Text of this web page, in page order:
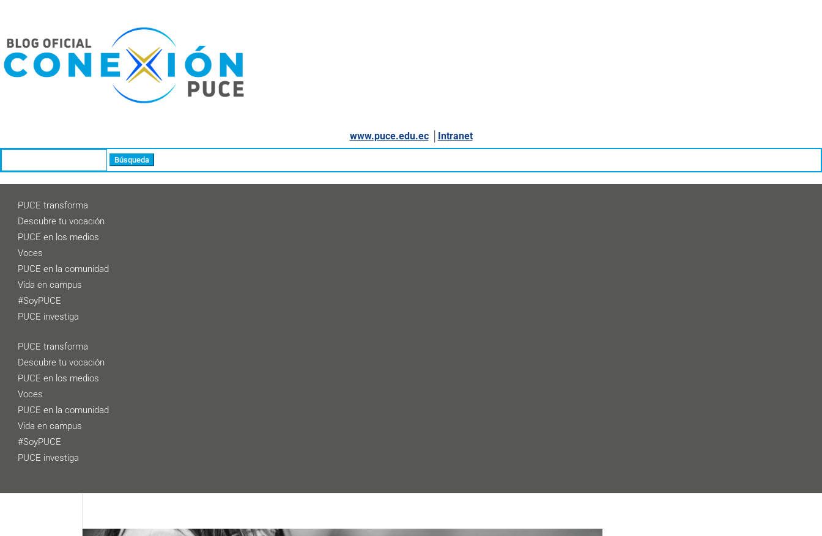
www.puce.edu.ec│ Intranet
PUCE transforma
Descubre tu vocación
PUCE en los medios
Voces
PUCE en la comunidad
Vida en campus
#SoyPUCE
PUCE investiga
PUCE transforma
Descubre tu vocación
PUCE en los medios
Voces
PUCE en la comunidad
Vida en campus
#SoyPUCE
PUCE investiga